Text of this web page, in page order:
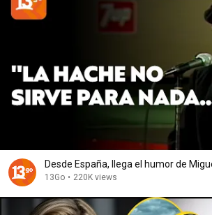
Desde España, llega el humor de
13Go • 220K views